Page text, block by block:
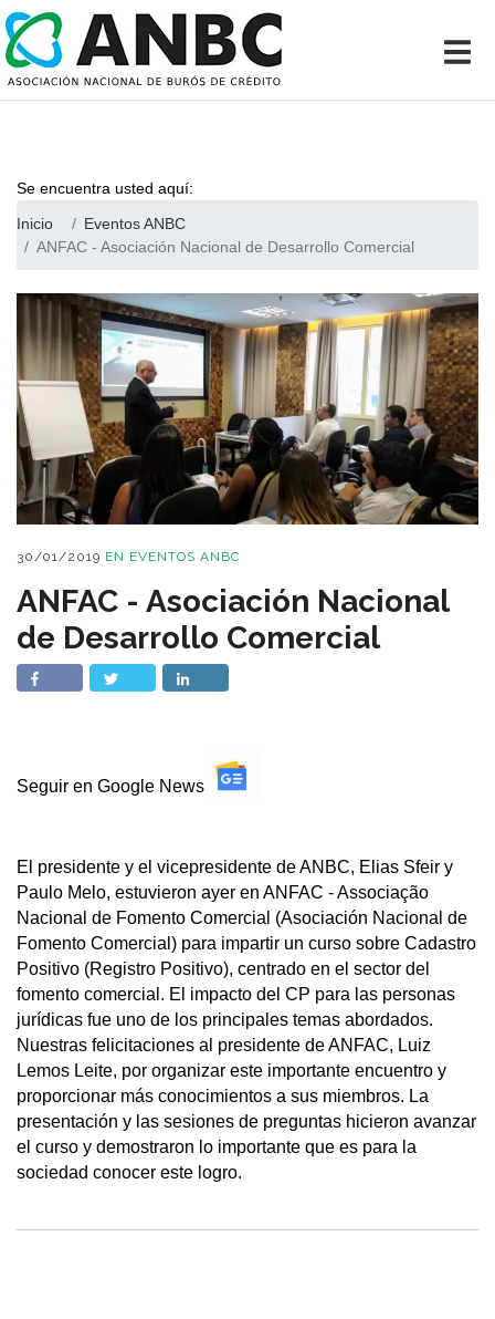
Se encuentra usted aquí:
Inicio
Eventos ANBC
ANFAC - Asociación Nacional de Desarrollo Comercial
30/01/2019 EN EVENTOS ANBC
ANFAC - Asociación Nacional
de Desarrollo Comercial
Seguir en Google News
El presidente y el vicepresidente de ANBC, Elias Sfeir y
Paulo Melo, estuvieron ayer en ANFAC - Associação
Nacional de Fomento Comercial (Asociación Nacional de
Fomento Comercial) para impartir un curso sobre Cadastro
Positivo (Registro Positivo), centrado en el sector del
fomento comercial. El impacto del CP para las personas
jurídicas fue uno de los principales temas abordados.
Nuestras felicitaciones al presidente de ANFAC, Luiz
Lemos Leite, por organizar este importante encuentro y
proporcionar más conocimientos a sus miembros. La
presentación y las sesiones de preguntas hicieron avanzar
el curso y demostraron lo importante que es para la
sociedad conocer este logro.